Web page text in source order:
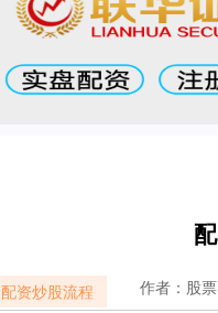
配资炒股流程 作者：股